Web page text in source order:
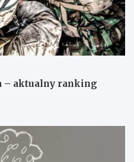
– aktualny ranking